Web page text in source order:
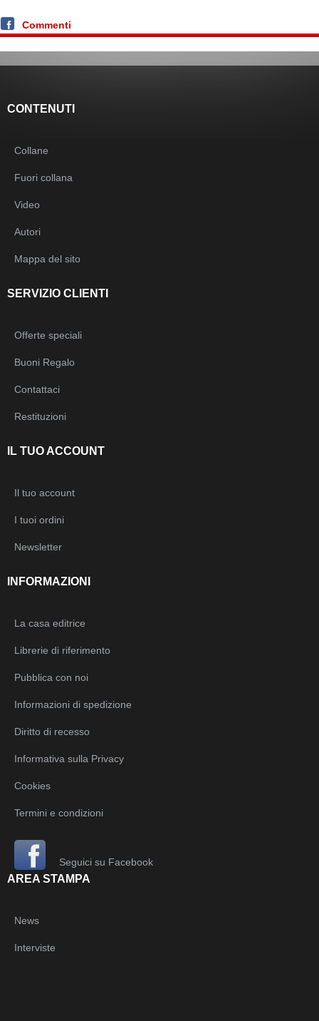
Commenti
CONTENUTI
Collane
Fuori collana
Video
Autori
Mappa del sito
SERVIZIO CLIENTI
Offerte speciali
Buoni Regalo
Contattaci
Restituzioni
IL TUO ACCOUNT
Il tuo account
I tuoi ordini
Newsletter
INFORMAZIONI
La casa editrice
Librerie di riferimento
Pubblica con noi
Informazioni di spedizione
Diritto di recesso
Informativa sulla Privacy
Cookies
Termini e condizioni
Seguici su Facebook
AREA STAMPA
News
Interviste